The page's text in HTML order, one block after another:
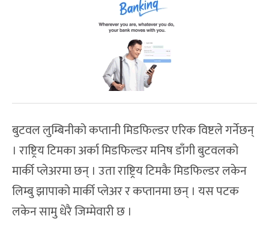
बुटवल लुम्बिनीको कप्तानी मिडफिल्डर एरिक विष्टले गर्नेछन्
। राष्ट्रिय टिमका अर्का मिडफिल्डर मनिष डाँगी बुटवलको
मार्की प्लेअरमा छन् । उता राष्ट्रिय टिमकै मिडफिल्डर लकेन
लिम्बु झापाको मार्की प्लेअर र कप्तानमा छन् । यस पटक
लकेन सामु धेरै जिम्मेवारी छ ।